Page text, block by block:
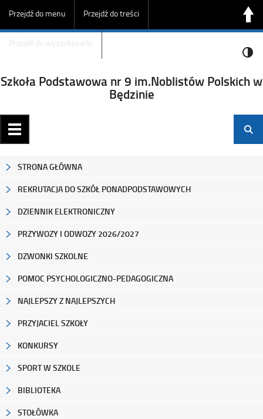
Przejdź do menu Przejdź do treści
Przejdź do wyszukiwarki
Szkoła Podstawowa nr 9 im.Noblistów Polskich w
Będzinie
STRONA GŁÓWNA
REKRUTACJA DO SZKÓŁ PONADPODSTAWOWYCH
DZIENNIK ELEKTRONICZNY
PRZYWOZY I ODWOZY 2026/2027
DZWONKI SZKOLNE
POMOC PSYCHOLOGICZNO-PEDAGOGICZNA
NAJLEPSZY Z NAJLEPSZYCH
PRZYJACIEL SZKOŁY
KONKURSY
SPORT W SZKOLE
BIBLIOTEKA
STOŁÓWKA